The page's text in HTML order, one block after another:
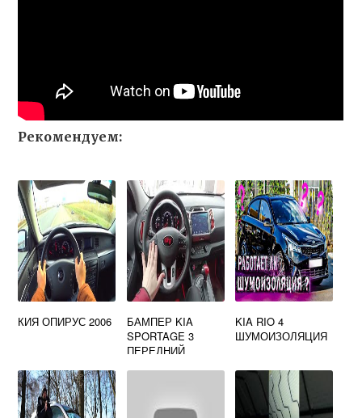
Рекомендуем:
КИЯ ОПИРУС 2006
БАМПЕР KIA
SPORTAGE 3
ПЕРЕДНИЙ
KIA RIO 4
ШУМОИЗОЛЯЦИЯ